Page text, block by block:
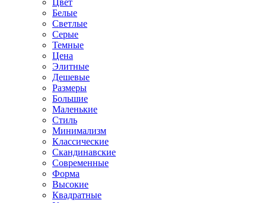
Цвет
Белые
Светлые
Серые
Темные
Цена
Элитные
Дешевые
Размеры
Большие
Маленькие
Стиль
Минимализм
Классические
Скандинавские
Современные
Форма
Высокие
Квадратные